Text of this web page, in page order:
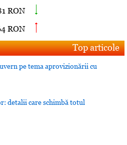
RON
RON
Top articole
pe tema aprovizionării cu
detalii care schimbă totul